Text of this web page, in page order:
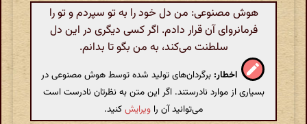
هوش مصنوعی: من دل خود را به تو سپردم و تو را
فرمانروای آن قرار دادم. اگر کسی دیگری در این دل
سلطنت می‌کند، به من بگو تا بدانم.
اخطار: برگردان‌های تولید شده توسط هوش مصنوعی در
بسیاری از موارد نادرستند. اگر این متن به نظرتان نادرست است
می‌توانید آن را ویرایشکنید.